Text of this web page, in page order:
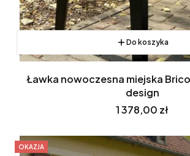
Do koszyka
Ławka nowoczesna miejska Brico
design
Cena
1 378,00 zł
OKAZJA